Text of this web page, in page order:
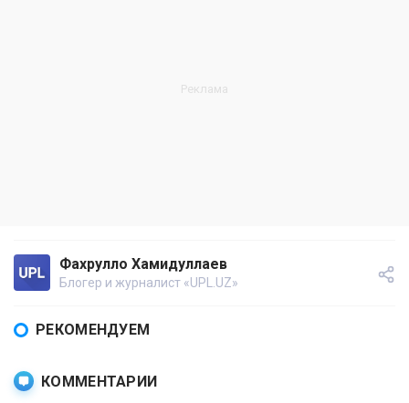
Фахрулло Хамидуллаев
Блогер и журналист «UPL.UZ»
РЕКОМЕНДУЕМ
КОММЕНТАРИИ